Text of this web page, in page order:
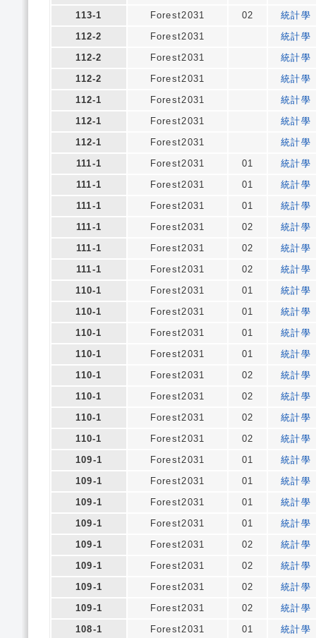
113-1
Forest2031 02
統計學
112-2
Forest2031
統計學
112-2
Forest2031
統計學
112-2
Forest2031
統計學
112-1
Forest2031
統計學
112-1
Forest2031
統計學
112-1
Forest2031
統計學
111-1
Forest2031 01
統計學
111-1
Forest2031 01
統計學
111-1
Forest2031 01
統計學
111-1
Forest2031 02
統計學
111-1
Forest2031 02
統計學
111-1
Forest2031 02
統計學
110-1
Forest2031 01
統計學
110-1
Forest2031 01
統計學
110-1
Forest2031 01
統計學
110-1
Forest2031 01
統計學
110-1
Forest2031 02
統計學
110-1
Forest2031 02
統計學
110-1
Forest2031 02
統計學
110-1
Forest2031 02
統計學
109-1
Forest2031 01
統計學
109-1
Forest2031 01
統計學
109-1
Forest2031 01
統計學
109-1
Forest2031 01
統計學
109-1
Forest2031 02
統計學
109-1
Forest2031 02
統計學
109-1
Forest2031 02
統計學
109-1
Forest2031 02
統計學
108-1
Forest2031 01
統計學